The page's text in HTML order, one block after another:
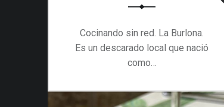
Cocinando sin red. La Burlona.
Es un descarado local que nació
como…
Continuar leyendo “Cocinando sin red. La Burlona”
…